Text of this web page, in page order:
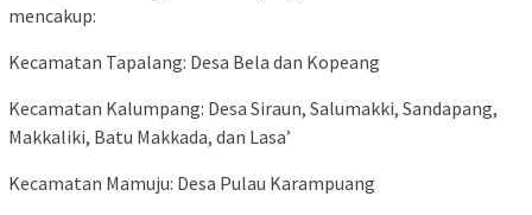
mencakup:
Kecamatan Tapalang: Desa Bela dan Kopeang
Kecamatan Kalumpang: Desa Siraun, Salumakki, Sandapang,
Makkaliki, Batu Makkada, dan Lasa’
Kecamatan Mamuju: Desa Pulau Karampuang